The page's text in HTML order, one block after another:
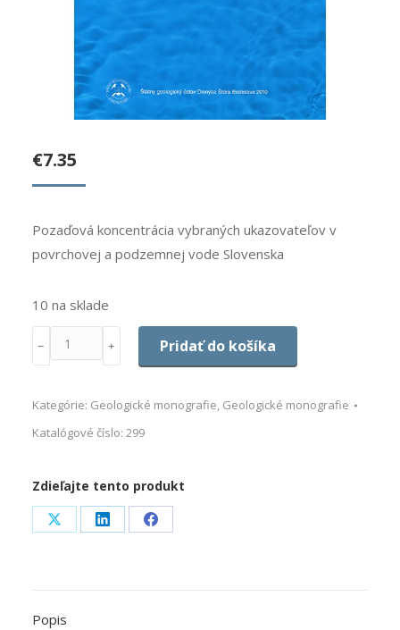
€7.35
Pozaďová koncentrácia vybraných ukazovateľov v
povrchovej a podzemnej vode Slovenska
10 na sklade
Množstvo
﹣ ﹢ Pridať do košíka
Kategórie: Geologické monografie, Geologické monografie
Katalógové číslo: 299
Zdieľajte tento produkt
Share
X
Share
LinkedIn
Share
Facebook
Popis